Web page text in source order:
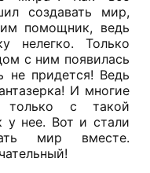
создавать мир,
помощник, ведь
нелегко. Только
с ним появилась
придется! Ведь
И многие
с такой
у нее. Вот и стали
мир вместе.